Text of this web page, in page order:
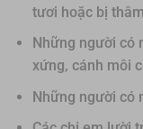
tươi hoặc bị
Những người có
xứng, cánh môi
Những người có